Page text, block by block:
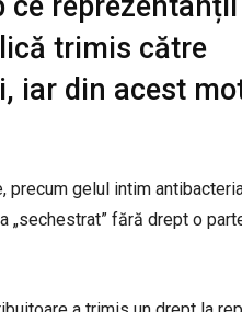
ce reprezentanții
trimis către
iar din acest
precum gelul intim
„sechestrat” fără drept o